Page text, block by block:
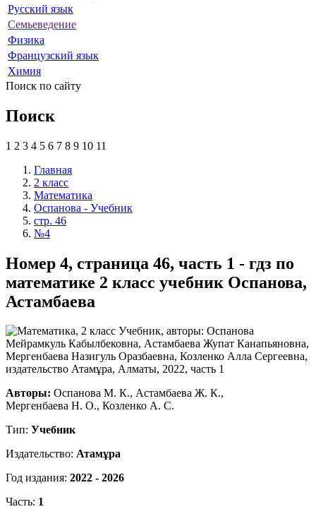
Русский язык
Семьеведение
Физика
Французский язык
Химия
Поиск по сайту
Поиск
1 2 3 4 5 6 7 8 9 10 11
Главная
2 класс
Математика
Оспанова - Учебник
стр. 46
№4
Номер 4, страница 46, часть 1 - гдз по
математике 2 класс учебник Оспанова,
Астамбаева
Авторы: Оспанова М. К., Астамбаева Ж. К.,
Мергенбаева Н. О., Козленко А. С.
Тип: Учебник
Издательство: Атамұра
Год издания: 2022 - 2026
Часть: 1